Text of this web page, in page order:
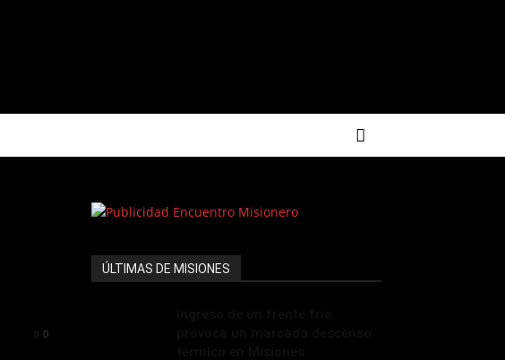
0
ÚLTIMAS DE MISIONES